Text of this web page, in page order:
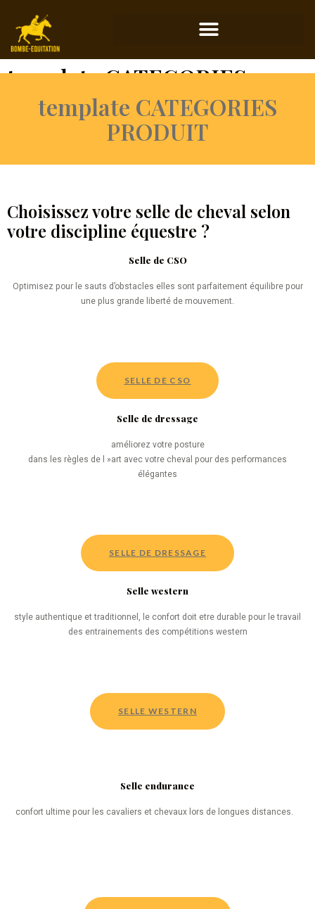
template CATEGORIES
PRODUIT
template CATEGORIES
PRODUIT
Choisissez votre selle de cheval selon
votre discipline équestre ?
Selle de CSO
Optimisez pour le sauts d’obstacles elles sont parfaitement équilibre pour
une plus grande liberté de mouvement.
SELLE DE CSO
Selle de dressage
améliorez votre posture
dans les règles de l »art avec votre cheval pour des performances
élégantes
SELLE DE DRESSAGE
Selle western
style authentique et traditionnel, le confort doit etre durable pour le travail
des entrainements des compétitions western
SELLE WESTERN
Selle endurance
confort ultime pour les cavaliers et chevaux lors de longues distances.